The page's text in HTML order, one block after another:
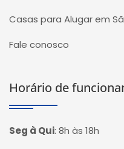
Casas para Alugar em
Fale conosco
Horário de
Seg à Qui: 8h às 18h